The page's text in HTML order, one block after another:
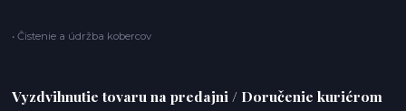
• Čistenie a údržba kobercov
Vyzdvihnutie tovaru na predajni / Doručenie kuriérom